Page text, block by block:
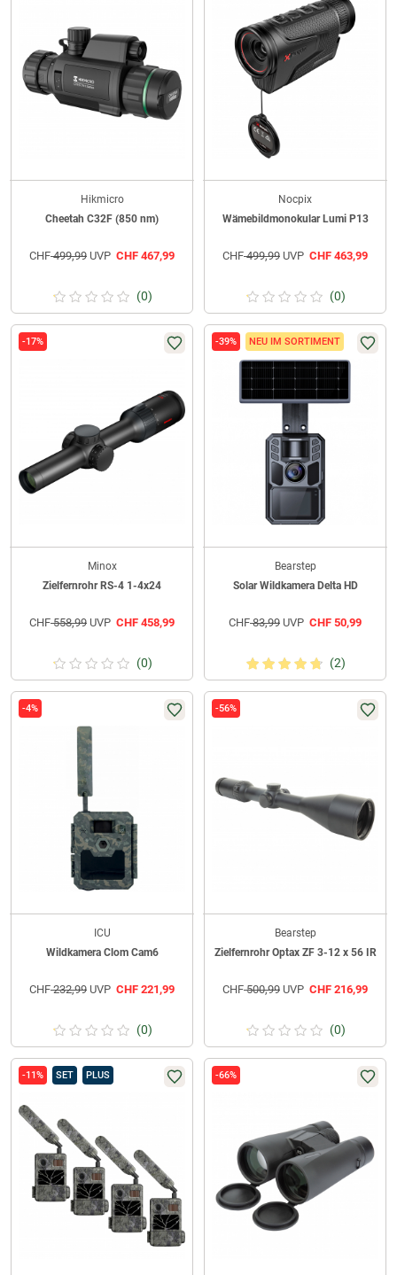
Hikmicro
Cheetah C32F (850 nm)
CHF499,99 UVP CHF 467,99
(0)
Nocpix
Wämebildmonokular Lumi P13
CHF499,99 UVP CHF 463,99
(0)
-17%
Minox
Zielfernrohr RS-4 1-4x24
CHF558,99 UVP CHF 458,99
(0)
-39% NEU IM SORTIMENT
Bearstep
Solar Wildkamera Delta HD
CHF83,99 UVP CHF 50,99
(2)
-4%
ICU
Wildkamera Clom Cam6
CHF232,99 UVP CHF 221,99
(0)
-56%
Bearstep
Zielfernrohr Optax ZF 3-12 x 56 IR
CHF500,99 UVP CHF 216,99
(0)
-11% SET PLUS -66%